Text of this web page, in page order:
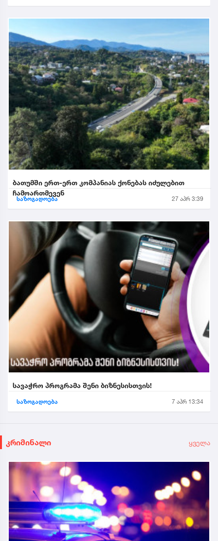
ბათუმში ერთ-ერთ კომპანიას ქონებას იძულებით
ჩამოართმევენ
საზოგადოება 27 აპრ 3:39
სავაჭრო პროგრამა შენი ბიზნესისთვის!
საზოგადოება 7 აპრ 13:34
კრიმინალი ყველა